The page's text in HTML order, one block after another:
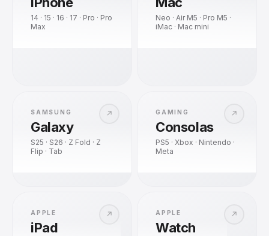
14 · 15 · 16 · 17 · Pro · Pro
Max
Neo · Air M5 · Pro M5 ·
iMac · Mac mini
↗
SAMSUNG
Galaxy
S25 · S26 · Z Fold · Z
Flip · Tab
↗
GAMING
Consolas
PS5 · Xbox · Nintendo ·
Meta
↗
APPLE
iPad
↗
APPLE
Watch